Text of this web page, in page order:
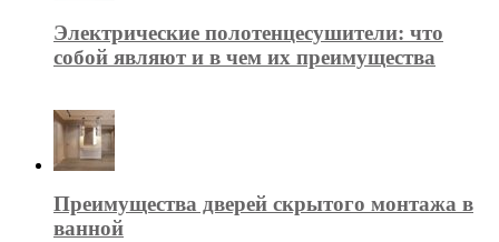
Электрические полотенцесушители: что
собой являют и в чем их преимущества
Преимущества дверей скрытого монтажа в
ванной